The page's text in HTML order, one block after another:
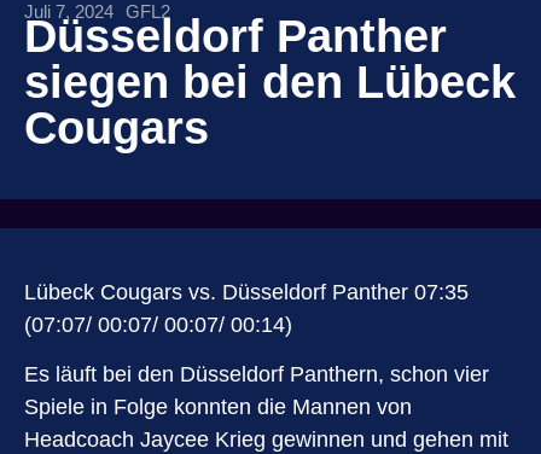
Juli 7, 2024 GFL2
Düsseldorf Panther
siegen bei den Lübeck
Cougars
Lübeck Cougars vs. Düsseldorf Panther 07:35
(07:07/ 00:07/ 00:07/ 00:14)
Es läuft bei den Düsseldorf Panthern, schon vier
Spiele in Folge konnten die Mannen von
Headcoach Jaycee Krieg gewinnen und gehen mit